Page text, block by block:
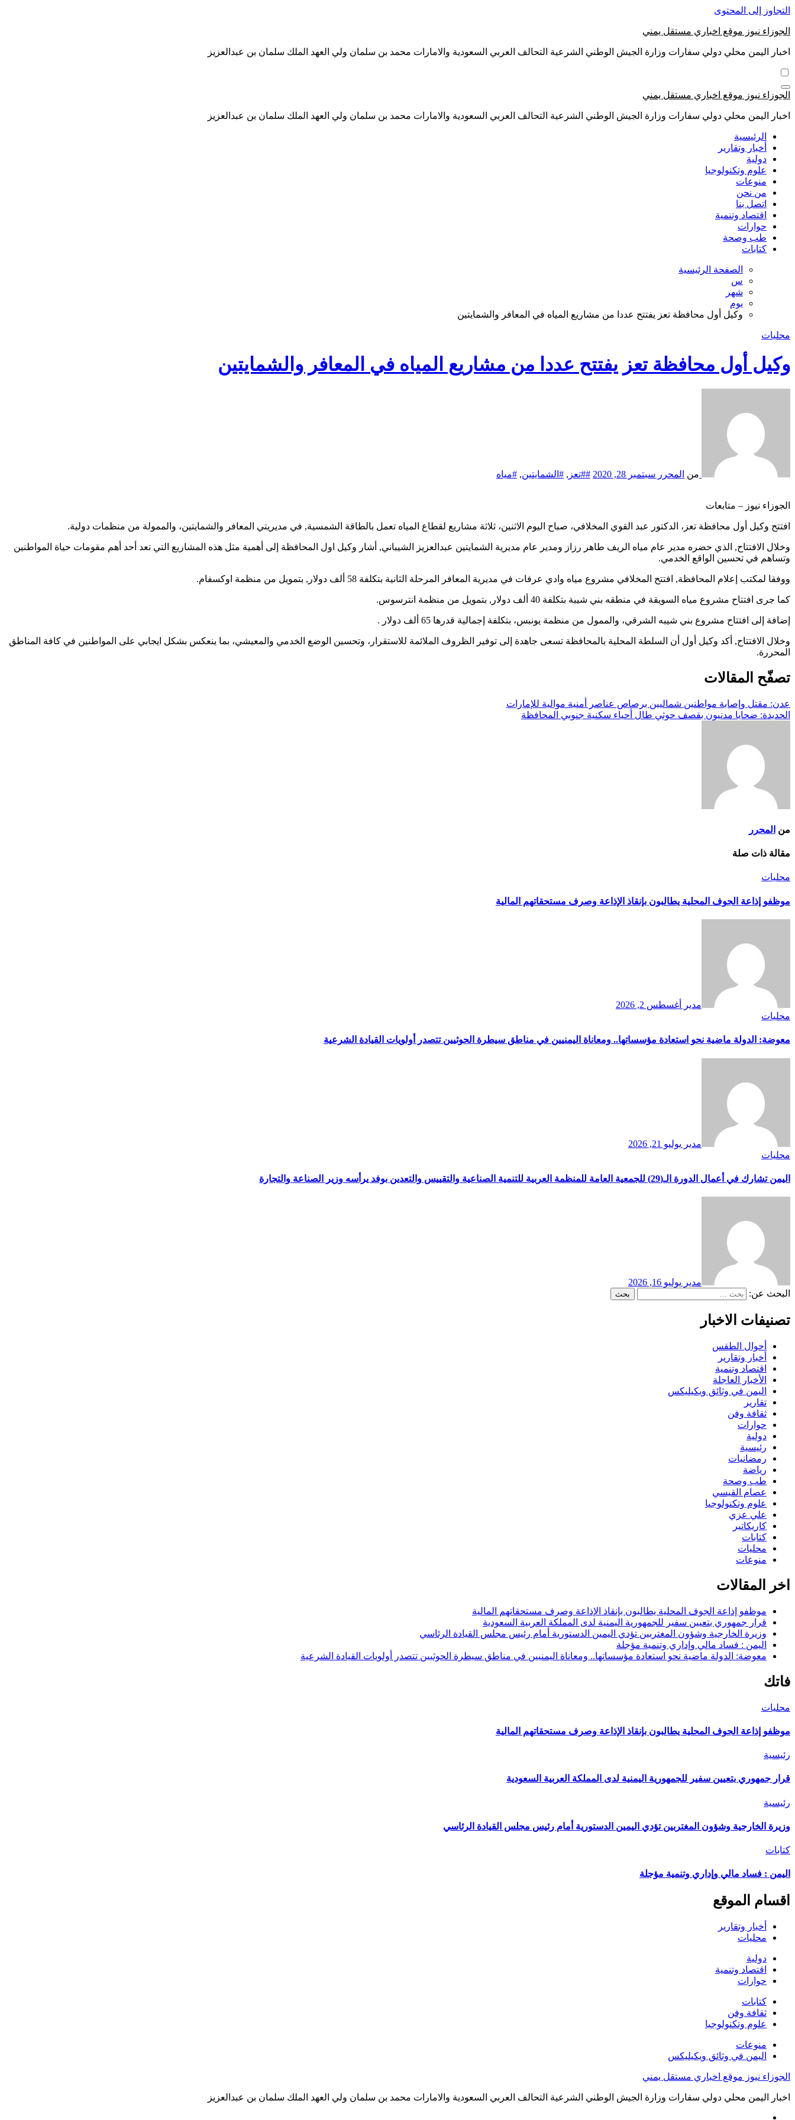
التجاوز إلى المحتوى
الجوزاء نيوز موقع اخباري مستقل يمني
اخبار اليمن محلي دولي سفارات وزارة الجيش الوطني الشرعية التحالف العربي السعودية والامارات محمد بن سلمان ولي العهد الملك سلمان بن عبدالعزيز
الجوزاء نيوز موقع اخباري مستقل يمني
اخبار اليمن محلي دولي سفارات وزارة الجيش الوطني الشرعية التحالف العربي السعودية والامارات محمد بن سلمان ولي العهد الملك سلمان بن عبدالعزيز
الرئيسية
أخبار وتقارير
دولية
علوم وتكنولوجيا
منوعات
من نحن
اتصل بنا
اقتصاد وتنمية
حوارات
طب وصحة
كتابات
الصفحة الرئيسية
س
شهر
يوم
وكيل أول محافظة تعز يفتتح عددا من مشاريع المياه في المعافر والشمايتين
محليات
وكيل أول محافظة تعز يفتتح عددا من مشاريع المياه في المعافر والشمايتين
من المحرر سبتمبر 28, 2020 ##تعز , #الشمايتين, #مياه
الجوزاء نيوز – متابعات
افتتح وكيل أول محافظة تعز، الدكتور عبد القوي المخلافي، صباح اليوم الاثنين، ثلاثة مشاريع لقطاع المياه تعمل بالطاقة الشمسية, في مديريتي المعافر والشمايتين، والممولة من منظمات دولية.
وخلال الافتتاح, الذي حضره مدير عام مياه الريف طاهر رزاز ومدير عام مديرية الشمايتين عبدالعزيز الشيباني, أشار وكيل اول المحافظة إلى أهمية مثل هذه المشاريع التي تعد أحد أهم مقومات حياة المواطنين
وتساهم في تحسين الواقع الخدمي.
ووفقا لمكتب إعلام المحافظة, افتتح المخلافي مشروع مياه وادي عرفات في مديرية المعافر المرحلة الثانية بتكلفة 58 ألف دولار, بتمويل من منظمة اوكسفام.
كما جرى افتتاح مشروع مياه السويقة في منطقه بني شيبة بتكلفة 40 ألف دولار, بتمويل من منظمة انترسوس.
إضافة إلى افتتاح مشروع بني شيبه الشرقي، والممول من منظمة يونبس، بتكلفة إجمالية قدرها 65 ألف دولار .
وخلال الافتتاح, أكد وكيل أول أن السلطة المحلية بالمحافظة تسعى جاهدة إلى توفير الظروف الملائمة للاستقرار، وتحسين الوضع الخدمي والمعيشي، بما ينعكس بشكل ايجابي على المواطنين في كافة المناطق
المحررة.
تصفّح المقالات
عدن: مقتل وإصابة مواطنين شماليين برصاص عناصر أمنية موالية للإمارات
الحديدة: ضحايا مدنيون بقصف حوثي طال أحياء سكنية جنوبي المحافظة
من المحرر
مقالة ذات صلة
محليات
موظفو إذاعة الجوف المحلية يطالبون بإنقاذ الإذاعة وصرف مستحقاتهم المالية
مدير
أغسطس 2, 2026
محليات
معوضة: الدولة ماضية نحو استعادة مؤسساتها.. ومعاناة اليمنيين في مناطق سيطرة الحوثيين تتصدر أولويات القيادة الشرعية
مدير يوليو 21, 2026
محليات
اليمن تشارك في أعمال الدورة الـ(29) للجمعية العامة للمنظمة العربية للتنمية الصناعية والتقييس والتعدين بوفد يرأسه وزير الصناعة والتجارة
مدير يوليو 16, 2026
البحث عن:
تصنيفات الاخبار
أحوال الطقس
أخبار وتقارير
اقتصاد وتنمية
الأخبار العاجلة
اليمن في وثائق ويكيليكس
تقارير
ثقافة وفن
حوارات
دولية
رئيسية
رمضانيات
رياضة
طب وصحة
عصام القيسي
علوم وتكنولوجيا
علي عزي
كاريكاتير
كتابات
محليات
منوعات
اخر المقالات
موظفو إذاعة الجوف المحلية يطالبون بإنقاذ الإذاعة وصرف مستحقاتهم المالية
قرار جمهوري بتعيين سفير للجمهورية اليمنية لدى المملكة العربية السعودية
وزيرة الخارجية وشؤون المغتربين تؤدي اليمين الدستورية أمام رئيس مجلس القيادة الرئاسي
اليمن : فساد مالي وإداري وتنمية مؤجلة
معوضة: الدولة ماضية نحو استعادة مؤسساتها.. ومعاناة اليمنيين في مناطق سيطرة الحوثيين تتصدر أولويات القيادة الشرعية
فاتك
محليات
موظفو إذاعة الجوف المحلية يطالبون بإنقاذ الإذاعة وصرف مستحقاتهم المالية
رئيسية
قرار جمهوري بتعيين سفير للجمهورية اليمنية لدى المملكة العربية السعودية
رئيسية
وزيرة الخارجية وشؤون المغتربين تؤدي اليمين الدستورية أمام رئيس مجلس القيادة الرئاسي
كتابات
اليمن : فساد مالي وإداري وتنمية مؤجلة
اقسام الموقع
أخبار وتقارير
محليات
دولية
اقتصاد وتنمية
حوارات
كتابات
ثقافة وفن
علوم وتكنولوجيا
منوعات
اليمن في وثائق ويكيليكس
الجوزاء نيوز موقع اخباري مستقل يمني
اخبار اليمن محلي دولي سفارات وزارة الجيش الوطني الشرعية التحالف العربي السعودية والامارات محمد بن سلمان ولي العهد الملك سلمان بن عبدالعزيز